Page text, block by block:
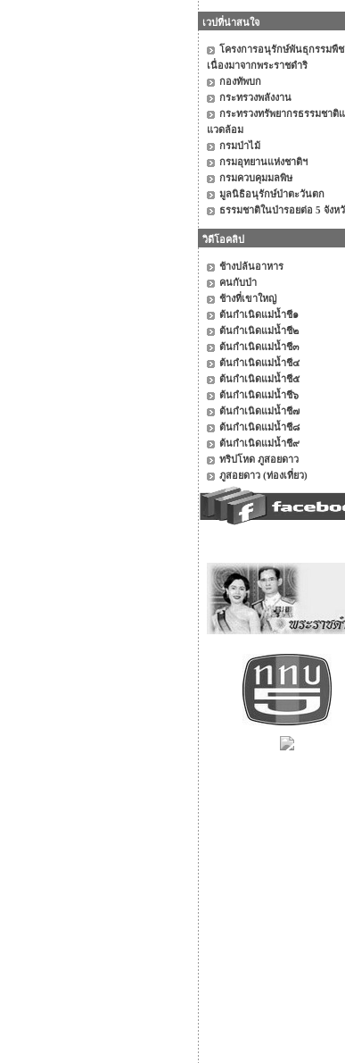
เวปที่น่าสนใจ
โครงการอนุรักษ์พันธุกรรมพื
เนื่องมาจากพระราชดำริ
กองทัพบก
กระทรวงพลังงาน
กระทรวงทรัพยากรธรรมชาติ
แวดล้อม
กรมป่าไม้
กรมอุทยานแห่งชาติฯ
กรมควบคุมมลพิษ
มูลนิธิอนุรักษ์ป่าตะวันตก
ธรรมชาติในป่ารอยต่อ 5 จังห
วิดีโอคลิป
ช้างปล้นอาหาร
คนกับป่า
ช้างที่เขาใหญ่
ต้นกำเนิดแม่น้ำชี๑
ต้นกำเนิดแม่น้ำชี๒
ต้นกำเนิดแม่น้ำชี๓
ต้นกำเนิดแม่น้ำชี๔
ต้นกำเนิดแม่น้ำชี๕
ต้นกำเนิดแม่น้ำชี๖
ต้นกำเนิดแม่น้ำชี๗
ต้นกำเนิดแม่น้ำชี๘
ต้นกำเนิดแม่น้ำชี๙
ทริปโหด ภูสอยดาว
ภูสอยดาว (ท่องเที่ยว)